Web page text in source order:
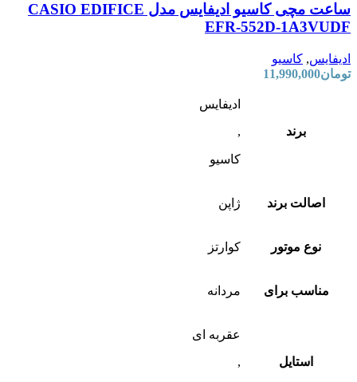
ساعت مچی کاسیو ادیفایس مدل CASIO EDIFICE
EFR-552D-1A3VUDF
ادیفایس, کاسیو
تومان11,990,000
برند
ادیفایس
,
کاسیو
اصالت برند ژاپن
نوع موتور کوارتز
مناسب برای مردانه
استایل
عقربه ای
,